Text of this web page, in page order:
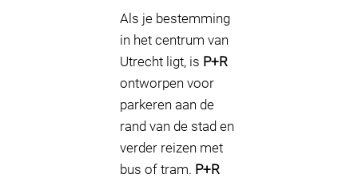
Als je bestemming
in het centrum van
Utrecht ligt, is P+R
ontworpen voor
parkeren aan de
rand van de stad en
verder reizen met
bus of tram. P+R